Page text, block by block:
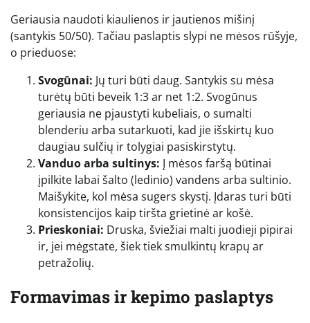
Geriausia naudoti kiaulienos ir jautienos mišinį
(santykis 50/50). Tačiau paslaptis slypi ne mėsos rūšyje,
o prieduose:
Svogūnai: Jų turi būti daug. Santykis su mėsa
turėtų būti beveik 1:3 ar net 1:2. Svogūnus
geriausia ne pjaustyti kubeliais, o sumalti
blenderiu arba sutarkuoti, kad jie išskirtų kuo
daugiau sulčių ir tolygiai pasiskirstytų.
Vanduo arba sultinys: Į mėsos faršą būtinai
įpilkite labai šalto (ledinio) vandens arba sultinio.
Maišykite, kol mėsa sugers skystį. Įdaras turi būti
konsistencijos kaip tiršta grietinė ar košė.
Prieskoniai: Druska, šviežiai malti juodieji pipirai
ir, jei mėgstate, šiek tiek smulkintų krapų ar
petražolių.
Formavimas ir kepimo paslaptys